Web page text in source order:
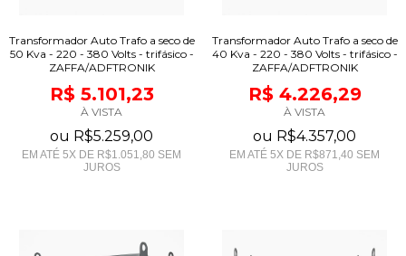
Transformador Auto Trafo a seco de
50 Kva - 220 - 380 Volts - trifásico -
ZAFFA/ADFTRONIK
R$ 5.101,23
À VISTA
ou R$5.259,00
EM ATÉ 5X DE R$1.051,80 SEM
JUROS
Transformador Auto Trafo a seco de
40 Kva - 220 - 380 Volts - trifásico -
ZAFFA/ADFTRONIK
R$ 4.226,29
À VISTA
ou R$4.357,00
EM ATÉ 5X DE R$871,40 SEM
JUROS